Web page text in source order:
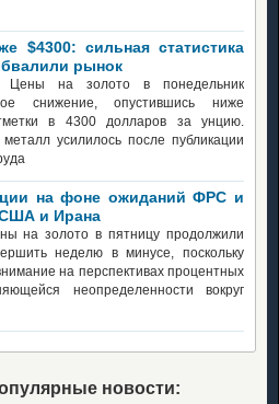
$4300: сильная статистика
рынок
на золото в понедельник
снижение, опустившись ниже
в 4300 долларов за унцию.
усилилось после публикации
на фоне ожиданий ФРС и
США и Ирана
на золото в пятницу продолжили
неделю в минусе, поскольку
на перспективах процентных
неопределенности вокруг
новости: